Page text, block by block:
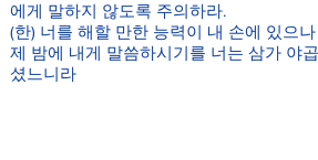
에게 말하지 않도록 주의하라.
(한) 너를 해할 만한 능력이 내 손에 있으
제 밤에 내게 말씀하시기를 너는 삼가 야
셨느니라